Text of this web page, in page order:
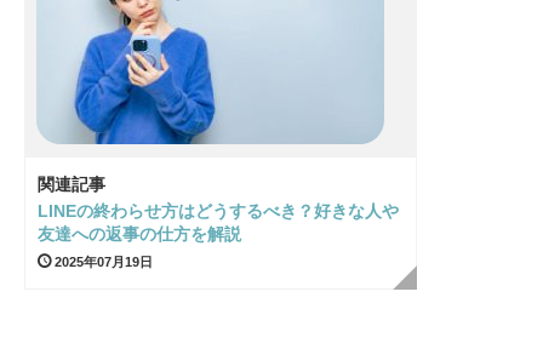
関連記事
LINEの終わらせ方はどうするべき？好きな人や
友達への返事の仕方を解説
2025年07月19日